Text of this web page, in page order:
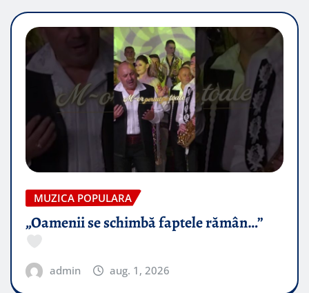
MUZICA POPULARA
„Oamenii se schimbă faptele rămân…”
admin aug. 1, 2026